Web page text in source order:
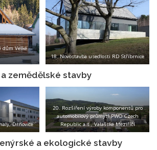
dům Velké
18. Novostavba usedlosti RD Stříbrnice
zemědělské stavby
Drnovice
20. Rozšíření výroby komponentů pro
automobilový průmysl PWO Czech
Republic a.s., Valašské Meziříčí
a ekologické stavby